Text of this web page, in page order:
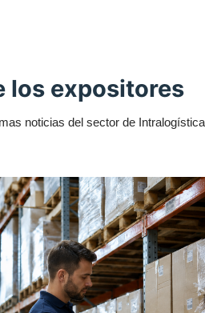
los expositores
noticias del sector de Intralogística